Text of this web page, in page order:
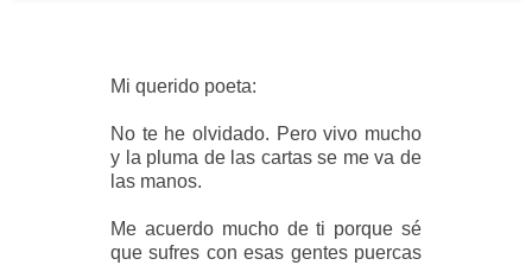
Mi querido poeta:
No te he olvidado. Pero vivo mucho
y la pluma de las cartas se me va de
las manos.
Me acuerdo mucho de ti porque sé
que sufres con esas gentes puercas